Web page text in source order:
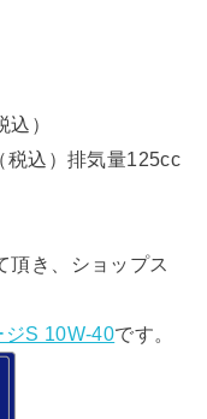
）
込）排気量125cc
頂き、ショップス
ジS 10W-40です。